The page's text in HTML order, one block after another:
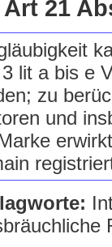
Art 21
lit a bis e
zu
und